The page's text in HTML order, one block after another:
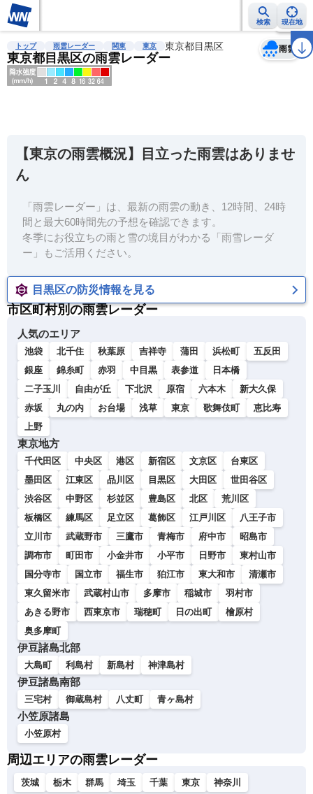
検索 現在地
雨雲レーダー 台風情報 地震情報 警報・注意報 2週間天気 ラ
トップ 雨雲レーダー 関東 東京 東京都目黒区
東京都目黒区の雨雲レーダー
雨雲
天気 台風
【東京の雨雲概況】目立った雨雲はありませ
ん
「雨雲レーダー」は、最新の雨雲の動き、12時間、24時
間と最大60時間先の予想を確認できます。
冬季にお役立ちの雨と雪の境目がわかる「雨雪レーダ
ー」もご活用ください。
目黒区の防災情報を見る
市区町村別の雨雲レーダー
人気のエリア
池袋 北千住 秋葉原 吉祥寺 蒲田 浜松町
五反田
銀座
錦糸町 赤羽 中目黒 表参道
日本橋
二子玉川
自由が丘 下北沢 原宿 六本木
新大久保
赤坂
丸の内 お台場 浅草 東京 歌舞伎町
恵比寿
上野
東京地方
千代田区 中央区 港区 新宿区 文京区
台東区
墨田区
江東区 品川区 目黒区 大田区
世田谷区
渋谷区
中野区 杉並区 豊島区 北区
荒川区
板橋区
練馬区 足立区 葛飾区 江戸川区
八王子市
立川市
武蔵野市 三鷹市 青梅市 府中市
昭島市
調布市
町田市 小金井市 小平市 日野市
東村山市
国分寺市
国立市 福生市 狛江市 東大和市
清瀬市
東久留米市
武蔵村山市 多摩市 稲城市
羽村市
あきる野市
西東京市 瑞穂町 日の出町
檜原村
奥多摩町
伊豆諸島北部
大島町 利島村 新島村 神津島村
伊豆諸島南部
三宅村 御蔵島村 八丈町 青ヶ島村
小笠原諸島
小笠原村
周辺エリアの雨雲レーダー
茨城 栃木 群馬 埼玉 千葉 東京 神奈川